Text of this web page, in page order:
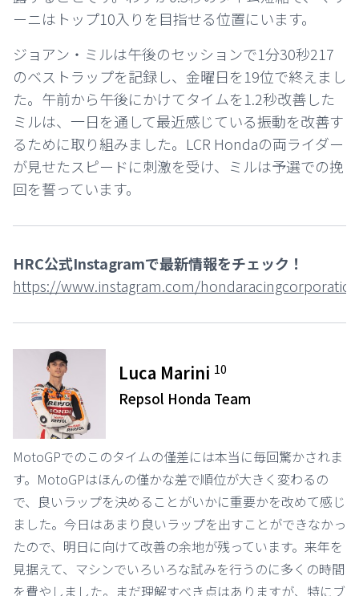
ーニはトップ10入りを目指せる位置にいます。
ジョアン・ミルは午後のセッションで1分30秒217
のベストラップを記録し、金曜日を19位で終えまし
た。午前から午後にかけてタイムを1.2秒改善した
ミルは、一日を通して最近感じている振動を改善す
るために取り組みました。LCR Hondaの両ライダー
が見せたスピードに刺激を受け、ミルは予選での挽
回を誓っています。
HRC公式Instagramで最新情報をチェック！
https://www.instagram.com/
Luca Marini 10
Repsol Honda Team
MotoGPでのこのタイムの僅差には本当に毎回驚かされま
す。MotoGPはほんの僅かな差で順位が大きく変わるの
で、良いラップを決めることがいかに重要かを改めて感じ
ました。今日はあまり良いラップを出すことができなかっ
たので、明日に向けて改善の余地が残っています。来年を
見据えて、マシンでいろいろな試みを行うのに多くの時間
を費やしました。まだ理解すべき点はありますが、特にブ